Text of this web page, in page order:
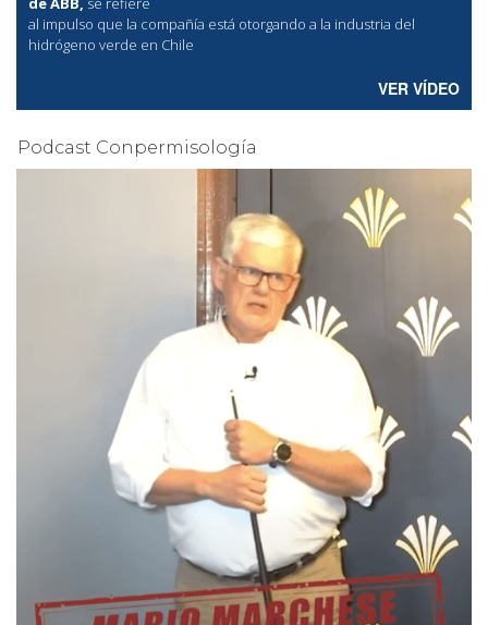
al impulso que la compañía está otorgando a la industria del
hidrógeno verde en Chile
VER VÍDEO
Podcast Conpermisología